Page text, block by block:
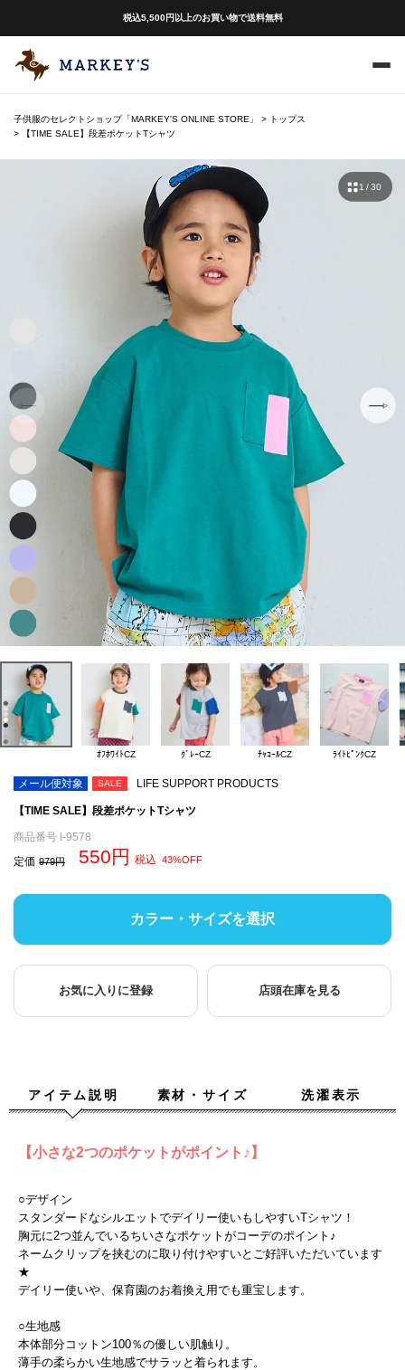
税込5,500円以上のお買い物で送料無料
子供服のセレクトショップ「MARKEY'S ONLINE STORE」
トップス
【TIME SALE】段差ポケットTシャツ
ｵﾌﾎﾜｲﾄCZ ｸﾞﾚｰCZ ﾁｬｺｰﾙCZ ﾗｲﾄﾋﾟﾝｸCZ
1 / 30
メール便対象 SALE LIFE SUPPORT PRODUCTS
【TIME SALE】段差ポケットTシャツ
商品番号 l-9578
定価 979 550 税込 43%OFF
カラー・サイズを選択
お気に入りに登録 店頭在庫を見る
アイテム説明 素材・サイズ 洗濯表示
【小さな2つのポケットがポイント♪】
○デザイン
スタンダードなシルエットでデイリー使いもしやすいTシャツ！
胸元に2つ並んでいるちいさなポケットがコーデのポイント♪
ネームクリップを挟むのに取り付けやすいとご好評いただいています
★
デイリー使いや、保育園のお着換え用でも重宝します。
○生地感
本体部分コットン100％の優しい肌触り。
薄手の柔らかい生地感でサラッと着られます。